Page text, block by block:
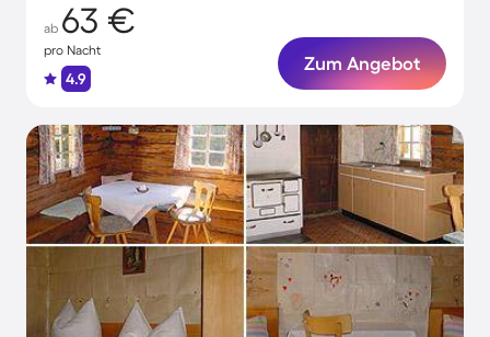
ab 63 €
pro Nacht
4.9
Zum Angebot